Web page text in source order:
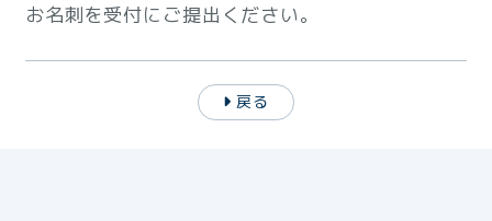
お名刺を受付にご提出ください。
戻る